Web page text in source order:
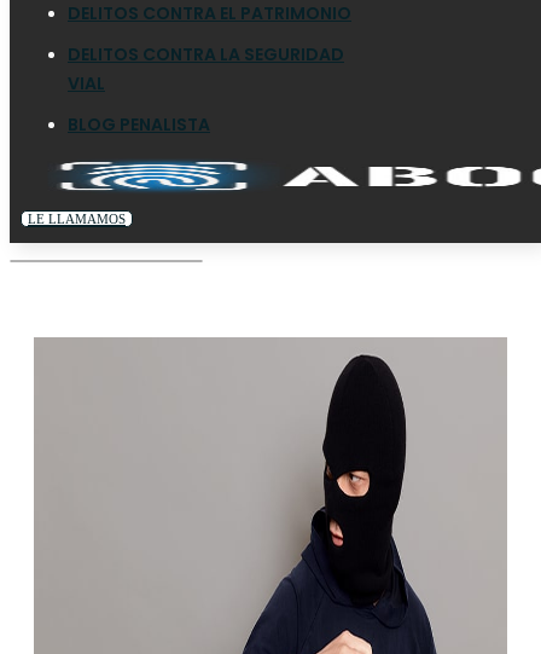
DELITOS CONTRA EL PATRIMONIO
DELITOS CONTRA LA SEGURIDAD
VIAL
BLOG PENALISTA
LE LLAMAMOS